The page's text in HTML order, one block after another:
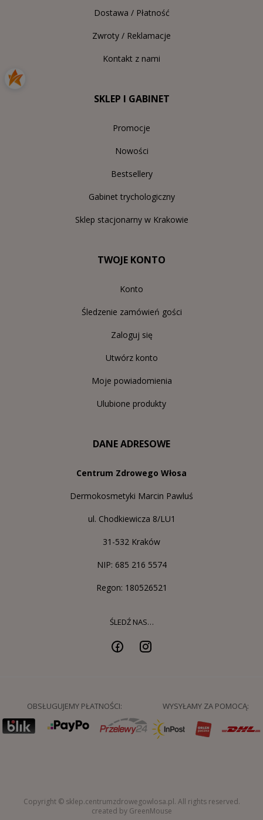
Dostawa / Płatność
Zwroty / Reklamacje
Kontakt z nami
SKLEP I GABINET
Promocje
Nowości
Bestsellery
Gabinet trychologiczny
Sklep stacjonarny w Krakowie
TWOJE KONTO
Konto
Śledzenie zamówień gości
Zaloguj się
Utwórz konto
Moje powiadomienia
Ulubione produkty
DANE ADRESOWE
Centrum Zdrowego Włosa
Dermokosmetyki Marcin Pawluś
ul. Chodkiewicza 8/LU1
31-532 Kraków
NIP: 685 216 5574
Regon: 180526521
ŚLEDŹ NAS…
OBSŁUGUJEMY PŁATNOŚCI: WYSYŁAMY ZA POMOCĄ:
Copyright © sklep.centrumzdrowegowlosa.pl. All rights reserved.
created by GreenMouse